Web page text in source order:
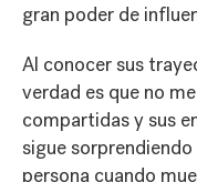
gran poder de
Al conocer sus
verdad es que no
compartidas y sus
sigue
persona cuando